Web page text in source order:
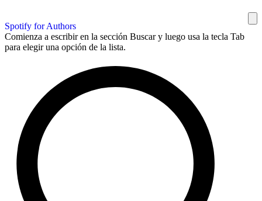
Spotify for Authors
Comienza a escribir en la sección Buscar y luego usa la tecla Tab
para elegir una opción de la lista.